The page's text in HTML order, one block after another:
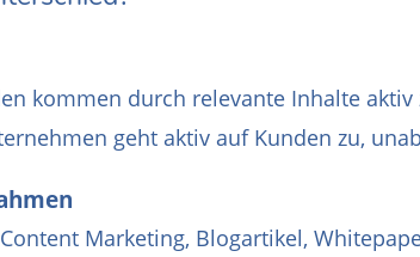
kommen durch relevante Inhalte
geht aktiv auf Kunden zu,
Content Marketing, Blogartikel,